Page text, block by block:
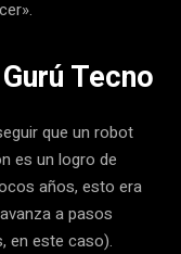
Tecno
que un robot
es un logro de
años, esto era
a pasos
en este caso).